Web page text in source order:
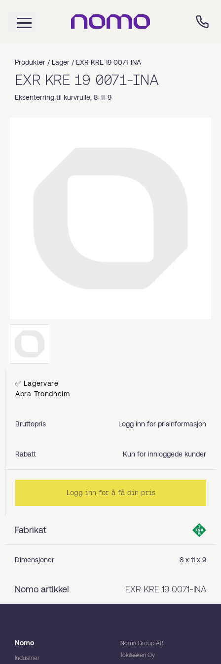
Produkter / Lager / EXR KRE 19 0071-INA
EXR KRE 19 0071-INA
Eksenterring til kurvrulle, 8-11-9
Fabrikat
Dimensjoner 8 x 11 x 9
Nomo artikkel EXR KRE 19 0071-INA
✅ Lagervare
Abra Trondheim
Bruttopris Logg inn for prisinformasjon
Rabatt Kun for innloggede kunder
Logg inn for å få din pris
Nomo
Industrier
Nomo Group AB
Jokilaakeri Oy